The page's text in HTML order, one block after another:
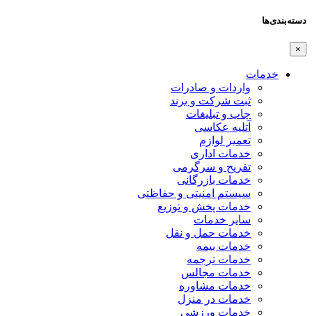
دسته‌بندی‌ها
×
خدمات
واردات و صادرات
ثبت شرکت و برند
چاپ و تبلیغات
آتلیه عکاسی
تعمیر لوازم
خدمات اداری
تفریح و سرگرمی
خدمات بازرگانی
سیستم امنیتی و حفاظتی
خدمات پخش و توزیع
سایر خدمات
خدمات حمل و نقل
خدمات بیمه
خدمات ترجمه
خدمات مجالس
خدمات مشاوره
خدمات در منزل
خدمات ورزشی